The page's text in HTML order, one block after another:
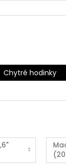
Chytré hodinky